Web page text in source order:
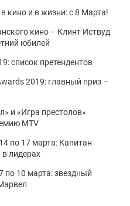
кино и в жизни: с 8 Марта!
кино – Клинт Иствуд
юбилей
список претендентов
2019: главный приз –
и «Игра престолов»
MTV
по 17 марта: Капитан
в лидерах
по 10 марта: звездный